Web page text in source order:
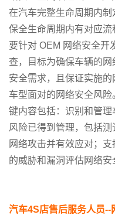
在汽车完整生命周期内
保全生命周期内有对应
要针对 OEM 网络安全开
查，目标为确保车辆的
安全需求，且保证实施
车型面对的网络安全风
键内容包括：识别和管
风险已得到管理，包括
网络攻击并有效应对；
的威胁和漏洞评估网络安
汽车4S店售后服务人员--